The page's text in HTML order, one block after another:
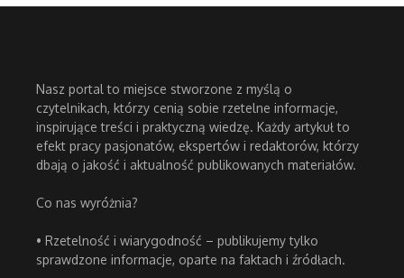
Nasz portal to miejsce stworzone z myślą o
czytelnikach, którzy cenią sobie rzetelne informacje,
inspirujące treści i praktyczną wiedzę. Każdy artykuł to
efekt pracy pasjonatów, ekspertów i redaktorów, którzy
dbają o jakość i aktualność publikowanych materiałów.
Co nas wyróżnia?
• Rzetelność i wiarygodność – publikujemy tylko
sprawdzone informacje, oparte na faktach i źródłach.